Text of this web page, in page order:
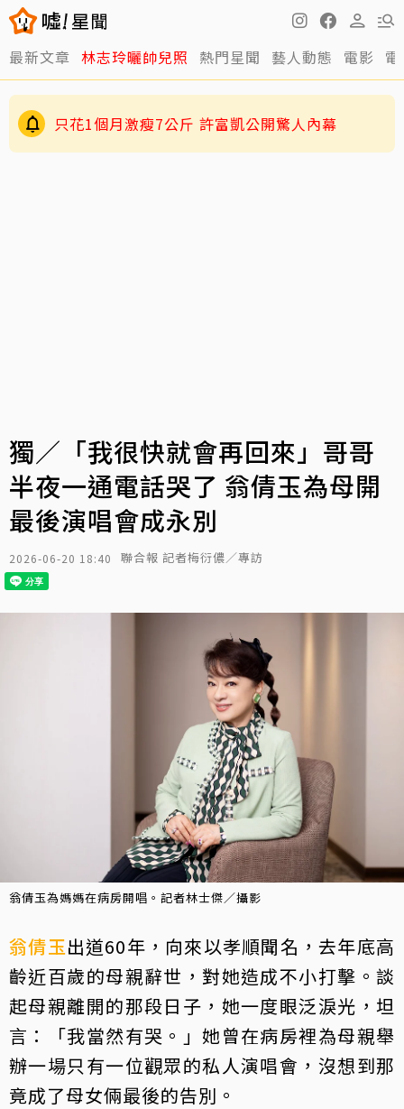
最新文章 林志玲曬帥兒照 熱門星聞 藝人動態 電影
只花1個月激瘦7公斤 許富凱公開驚人內幕
獨／「我很快就會再回來」哥哥
半夜一通電話哭了 翁倩玉為母開
最後演唱會成永別
2026-06-20 18:40 聯合報 記者梅衍儂／專訪
翁倩玉為媽媽在病房開唱。記者林士傑／攝影
翁倩玉出道60年，向來以孝順聞名，去年底高
齡近百歲的母親辭世，對她造成不小打擊。談
起母親離開的那段日子，她一度眼泛淚光，坦
言：「我當然有哭。」她曾在病房裡為母親舉
辦一場只有一位觀眾的私人演唱會，沒想到那
竟成了母女倆最後的告別。